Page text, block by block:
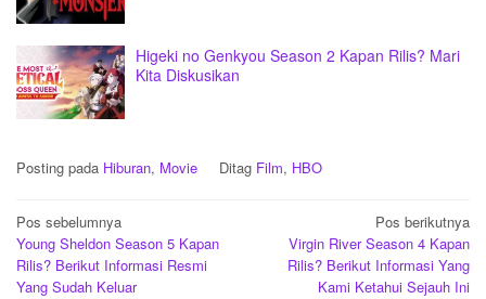
Higeki no Genkyou Season 2 Kapan Rilis? Mari
Kita Diskusikan
Posting pada Hiburan, Movie Ditag Film, HBO
Navigasi
pos
Pos sebelumnya
Young Sheldon Season 5 Kapan
Rilis? Berikut Informasi Resmi
Yang Sudah Keluar
Pos berikutnya
Virgin River Season 4 Kapan
Rilis? Berikut Informasi Yang
Kami Ketahui Sejauh Ini